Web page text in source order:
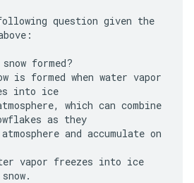
question given the
formed?
is formed when water vapor
into ice
which can combine
as they
and accumulate on
vapor freezes into ice